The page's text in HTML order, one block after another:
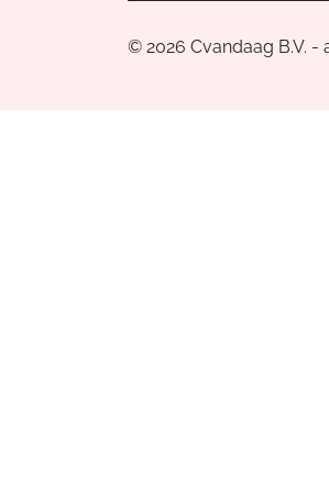
© 2026 Cvandaag B.V.